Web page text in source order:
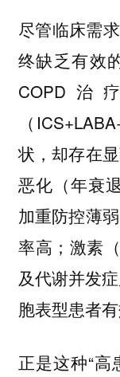
尽管临床需
终缺乏有效
COPD
（
状，却存在
恶化（年衰
加重防控薄
率高；激素
及代谢并发
胞表型患者
正是这种“